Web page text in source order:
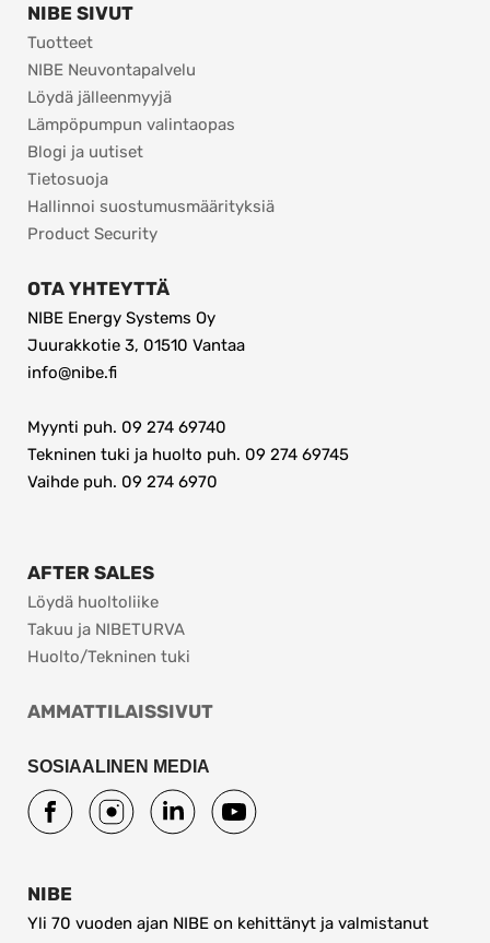
NIBE
Yli 70 vuoden ajan NIBE on kehittänyt ja valmistanut
NIBE SIVUT
Tuotteet
NIBE Neuvontapalvelu
Löydä jälleenmyyjä
Lämpöpumpun valintaopas
Blogi ja uutiset
Tietosuoja
Hallinnoi suostumusmäärityksiä
Product Security
OTA YHTEYTTÄ
NIBE Energy Systems Oy
Juurakkotie 3, 01510 Vantaa
info@nibe.fi
Myynti puh. 09 274 69740
Tekninen tuki ja huolto puh. 09 274 69745
Vaihde puh. 09 274 6970
AFTER SALES
Löydä huoltoliike
Takuu ja NIBETURVA
Huolto/Tekninen tuki
AMMATTILAISSIVUT
SOSIAALINEN MEDIA